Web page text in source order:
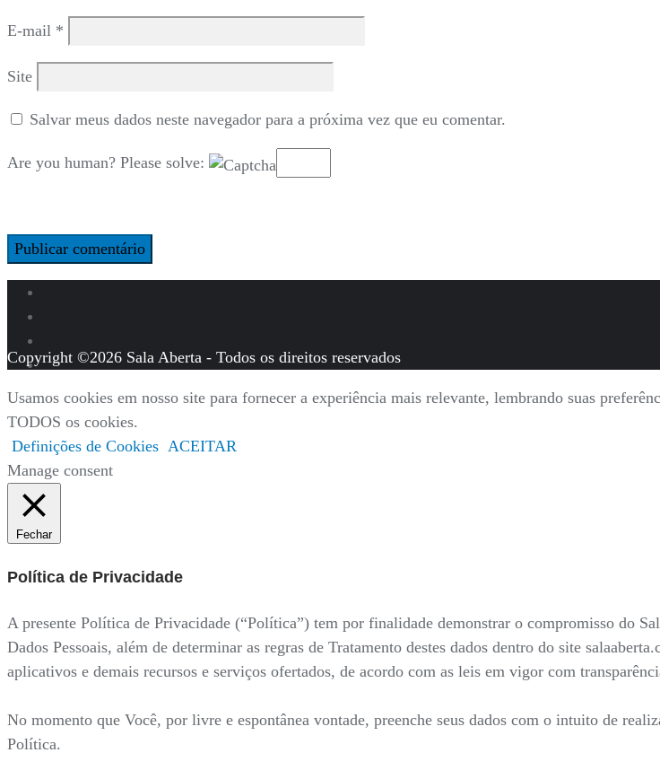
E-mail *
Site
Salvar meus dados neste navegador para a próxima vez que eu comentar.
Are you human? Please solve:
Copyright ©2026 Sala Aberta - Todos os direitos reservados
Usamos cookies em nosso site para fornecer a experiência mais relevante, lembrando suas
TODOS os cookies.
Definições de Cookies ACEITAR
Manage consent
Fechar
Política de Privacidade
A presente Política de Privacidade (“Política”) tem por finalidade demonstrar o compromisso do
Dados Pessoais, além de determinar as regras de Tratamento destes dados dentro do site
aplicativos e demais recursos e serviços ofertados, de acordo com as leis em vigor com
No momento que Você, por livre e espontânea vontade, preenche seus dados com o intuito de
Política.